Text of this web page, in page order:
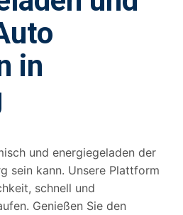
in
und energiegeladen der
sein kann. Unsere Plattform
schnell und
Genießen Sie den